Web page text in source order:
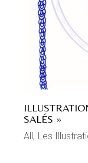
SALÉS »
All Les